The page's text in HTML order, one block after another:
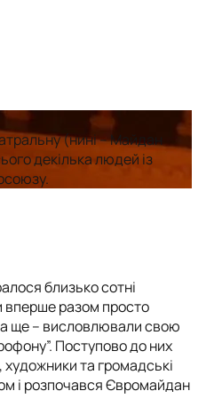
(нині – Майдан
декілька людей із
близько сотні
разом просто
а ще – висловлювали свою
Поступово до них
та громадські
і розпочався Євромайдан